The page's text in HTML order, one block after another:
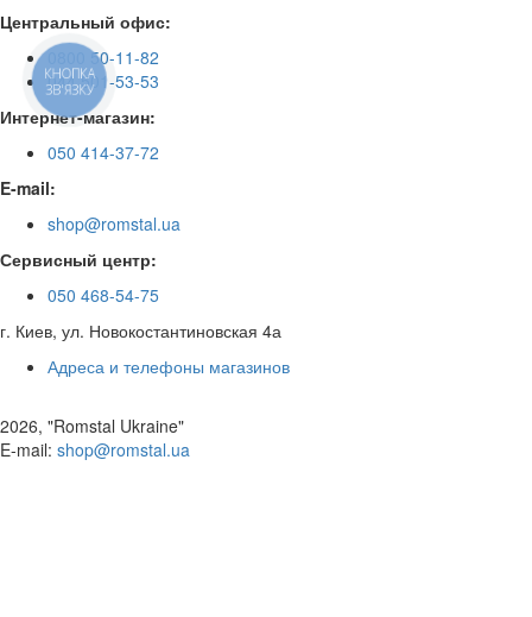
Центральный офис:
0800 50-11-82
044 501-53-53
Интернет-магазин:
050 414-37-72
E-mail:
shop@romstal.ua
Сервисный центр:
050 468-54-75
г. Киев, ул. Новокостантиновская 4а
Адреса и телефоны магазинов
2026, "Romstal Ukraine"
​E-mail: shop@romstal.ua
КНОПКА
ЗВ'ЯЗКУ